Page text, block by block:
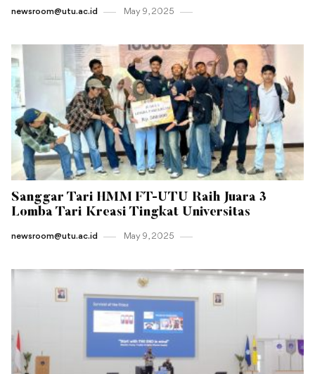
newsroom@utu.ac.id May 9 , 2025
Sanggar Tari HMM FT-UTU Raih Juara 3
Lomba Tari Kreasi Tingkat Universitas
newsroom@utu.ac.id May 9 , 2025